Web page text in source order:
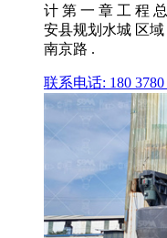
计 第 一 章 工 程
安县规划水城 区
南京路 .
联系电话: 180 3780